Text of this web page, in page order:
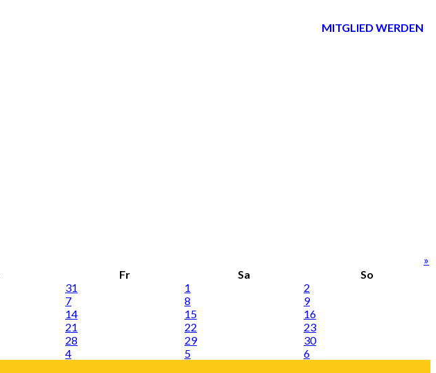
MITGLIED WERDEN
»
Fr Sa
So
31 1
2
7 8
9
14 15
16
21 22
23
28 29
30
4 5
6